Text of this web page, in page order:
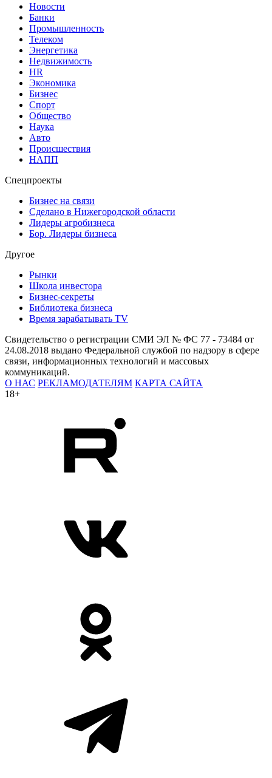
Новости
Банки
Промышленность
Телеком
Энергетика
Недвижимость
HR
Экономика
Бизнес
Спорт
Общество
Наука
Авто
Происшествия
НАПП
Спецпроекты
Бизнес на связи
Сделано в Нижегородской области
Лидеры агробизнеса
Бор. Лидеры бизнеса
Другое
Рынки
Школа инвестора
Бизнес-секреты
Библиотека бизнеса
Время зарабатывать TV
Свидетельство о регистрации СМИ ЭЛ № ФС 77 - 73484 от
24.08.2018 выдано Федеральной службой по надзору в сфере
связи, информационных технологий и массовых
коммуникаций.
О НАС РЕКЛАМОДАТЕЛЯМ КАРТА САЙТА
18+